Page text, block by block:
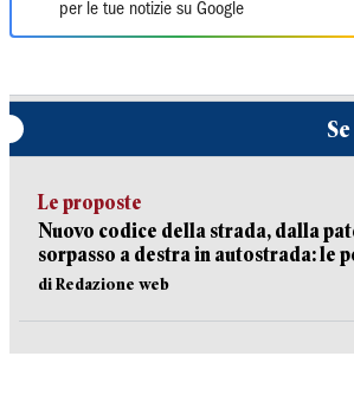
per le tue notizie su Google
Le proposte
Nuovo codice della strada, dalla
sorpasso a destra in autostrada: le
di Redazione web